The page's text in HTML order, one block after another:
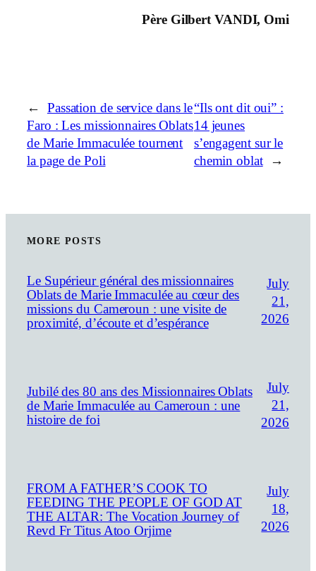
Père Gilbert VANDI, Omi
←
Passation de service dans le
Faro : Les missionnaires Oblats
de Marie Immaculée tournent
la page de Poli
“Ils ont dit oui” :
14 jeunes
s’engagent sur le
chemin oblat
→
MORE POSTS
Le Supérieur général des missionnaires
Oblats de Marie Immaculée au cœur des
missions du Cameroun : une visite de
proximité, d’écoute et d’espérance
July
21,
2026
Jubilé des 80 ans des Missionnaires Oblats
de Marie Immaculée au Cameroun : une
histoire de foi
July
21,
2026
FROM A FATHER’S COOK TO
FEEDING THE PEOPLE OF GOD AT
THE ALTAR: The Vocation Journey of
Revd Fr Titus Atoo Orjime
July
18,
2026